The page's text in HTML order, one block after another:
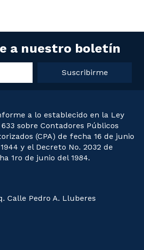
a nuestro boletín
Suscribirme
a lo establecido en la Ley
633 sobre Contadores Públicos
(CPA) de fecha 16 de junio
y el Decreto No. 2032 de
1ro de junio del 1984.
Calle Pedro A. Lluberes